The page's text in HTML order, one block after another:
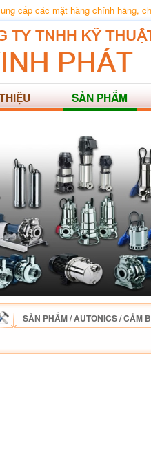
cấp các mặt hàng chính hãng,
SẢN PHẨM
SẢN PHẨM/AUTONICS/CẢM